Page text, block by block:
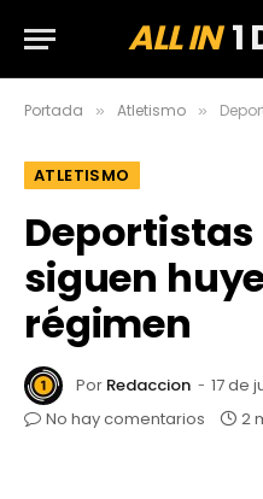
ALL IN1
Portada » Atletismo »
ATLETISMO
siguen
régimen
Por Redaccion
17 de
No hay comentarios
2